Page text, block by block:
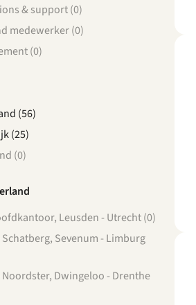
& support (0)
medewerker (0)
(0)
(56)
(25)
(0)
Leusden - Utrecht (0)
Schatberg, Sevenum - Limburg
Noordster, Dwingeloo - Drenthe